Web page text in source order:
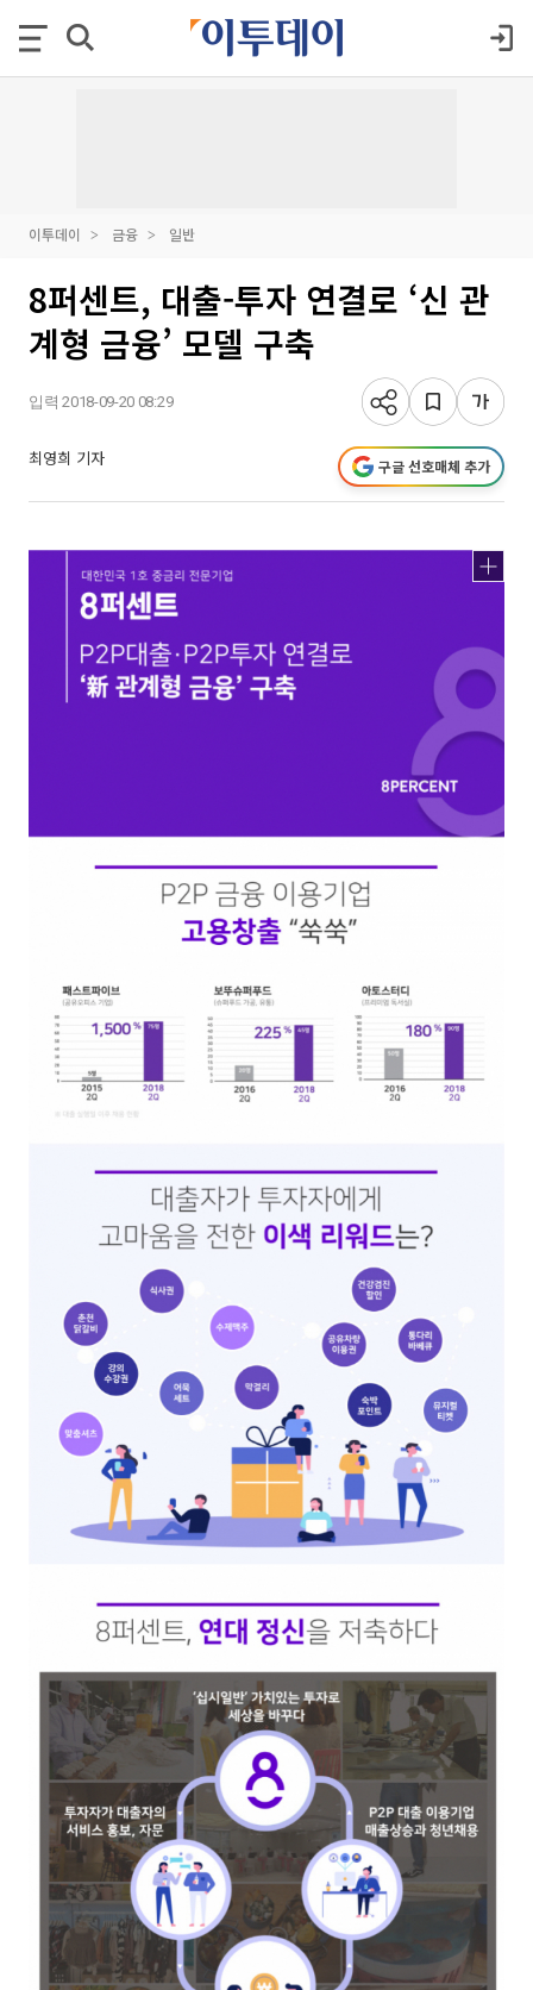
이투데이 금융 일반
8퍼센트, 대출-투자 연결로 ‘신 관
계형 금융’ 모델 구축
입력 2018-09-20 08:29
최영희 기자 구글 선호매체 추가